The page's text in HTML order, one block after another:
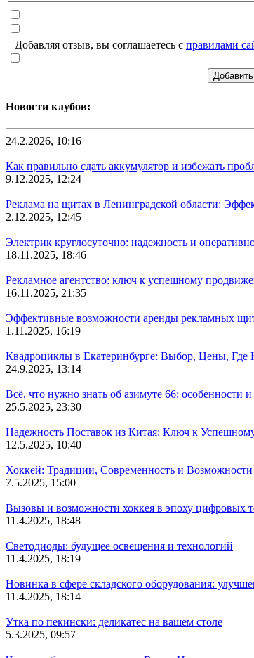
Добавляя отзыв, вы соглашаетесь с правилами
Новости клубов:
24.2.2026, 10:16
Как правильно сдать аккумулятор и избежать
9.12.2025, 12:24
Реклама на щитах в Ленинградской области:
2.12.2025, 12:45
Электрик круглосуточно: надежность и
18.11.2025, 18:46
Рекламное агентство: ключ к успешному
16.11.2025, 21:35
Эффективные возможности аренды рекламных
1.11.2025, 16:19
Квадроциклы в Екатеринбурге: Выбор, Цены, Где
24.9.2025, 13:14
Всё, что нужно знать об азимуте 66: особенности
25.5.2025, 23:30
Надежность Поставок из Китая: Ключ к
12.5.2025, 10:40
Хоккей: Традиции, Современность и
7.5.2025, 15:00
Вызовы и возможности хоккея в эпоху цифровых
11.4.2025, 18:48
Светодиоды: будущее освещения и технологий
11.4.2025, 18:19
Новинка в сфере складского оборудования:
11.4.2025, 18:14
Утка по пекински: деликатес на вашем столе
5.3.2025, 09:57